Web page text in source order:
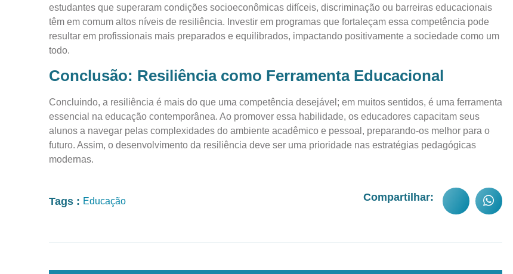
estudantes que superaram condições socioeconômicas difíceis, discriminação ou barreiras educacionais
têm em comum altos níveis de resiliência. Investir em programas que fortaleçam essa competência pode
resultar em profissionais mais preparados e equilibrados, impactando positivamente a sociedade como um
todo.
Conclusão: Resiliência como Ferramenta Educacional
Concluindo, a resiliência é mais do que uma competência desejável; em muitos sentidos, é uma ferramenta
essencial na educação contemporânea. Ao promover essa habilidade, os educadores capacitam seus
alunos a navegar pelas complexidades do ambiente acadêmico e pessoal, preparando-os melhor para o
futuro. Assim, o desenvolvimento da resiliência deve ser uma prioridade nas estratégias pedagógicas
modernas.
Tags : Educação Compartilhar: